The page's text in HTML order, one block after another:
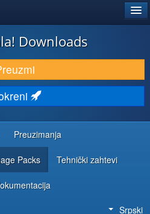
Downloads
Preuzimanja
Packs Tehnički zahtevi
Srpski